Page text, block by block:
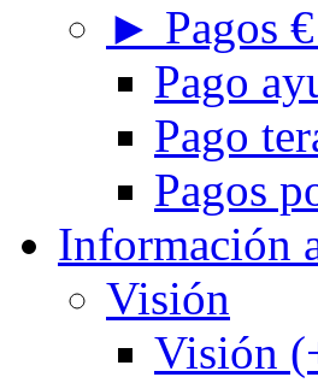
► Pagos
Pago
Pago
Pagos
Información
Visión
Visión